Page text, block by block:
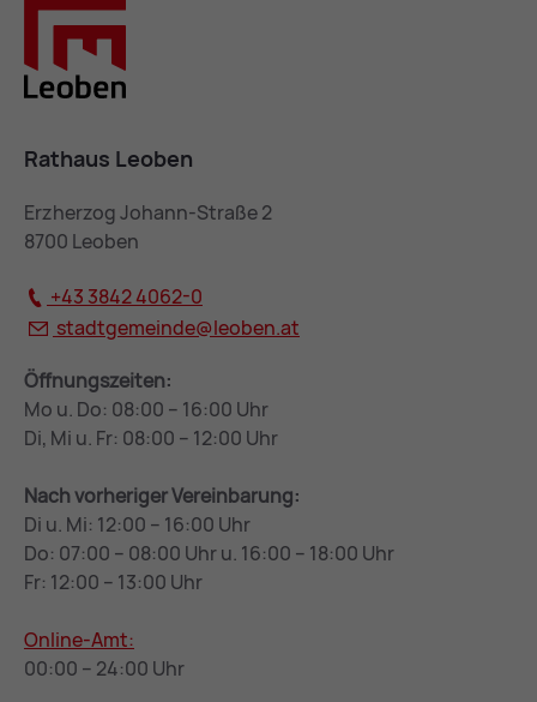
Rathaus Leoben
Erzherzog Johann-Straße 2
8700 Leoben
+43 3842 4062-0
stadtgemeinde@leoben.at
Öffnungszeiten:
Mo u. Do: 08:00 – 16:00 Uhr
Di, Mi u. Fr: 08:00 – 12:00 Uhr
Nach vorheriger Vereinbarung:
Di u. Mi: 12:00 – 16:00 Uhr
Do: 07:00 – 08:00 Uhr u. 16:00 – 18:00 Uhr
Fr: 12:00 – 13:00 Uhr
Online-Amt:
00:00 – 24:00 Uhr